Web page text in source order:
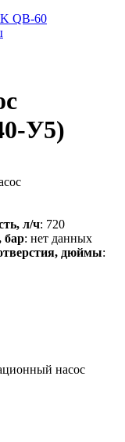
QB-60
У5)
л/ч: 720
бар: нет данных
дюймы:
насос